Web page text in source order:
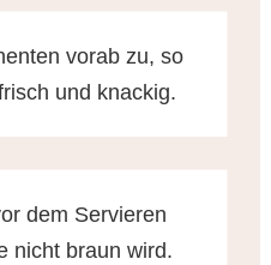
vorab zu, so
und knackig.
dem Servieren
nicht braun wird.